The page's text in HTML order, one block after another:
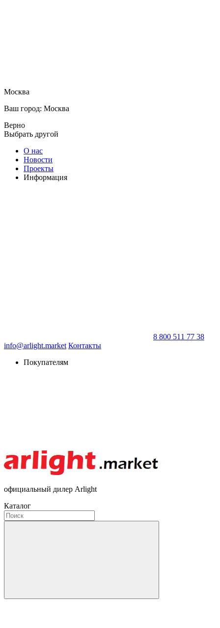
Москва
Ваш город: Москва
Верно
Выбрать другой
О нас
Новости
Проекты
Информация
8 800 511 77 38
info@arlight.market Контакты
Покупателям
официальный дилер Arlight
Каталог